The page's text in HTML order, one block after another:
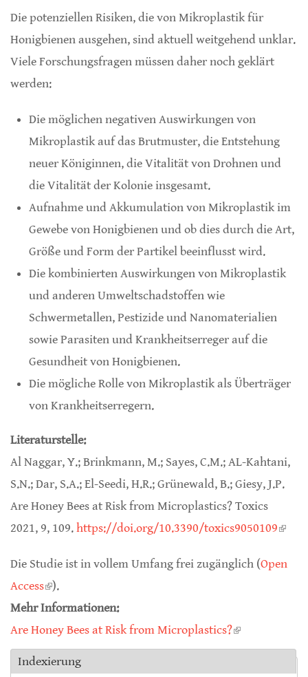
Die potenziellen Risiken, die von Mikroplastik für
Honigbienen ausgehen, sind aktuell weitgehend unklar.
Viele Forschungsfragen müssen daher noch geklärt
werden:
Die möglichen negativen Auswirkungen von
Mikroplastik auf das Brutmuster, die Entstehung
neuer Königinnen, die Vitalität von Drohnen und
die Vitalität der Kolonie insgesamt.
Aufnahme und Akkumulation von Mikroplastik im
Gewebe von Honigbienen und ob dies durch die Art,
Größe und Form der Partikel beeinflusst wird.
Die kombinierten Auswirkungen von Mikroplastik
und anderen Umweltschadstoffen wie
Schwermetallen, Pestizide und Nanomaterialien
sowie Parasiten und Krankheitserreger auf die
Gesundheit von Honigbienen.
Die mögliche Rolle von Mikroplastik als Überträger
von Krankheitserregern.
Literaturstelle:
Al Naggar, Y.; Brinkmann, M.; Sayes, C.M.; AL-Kahtani,
S.N.; Dar, S.A.; El-Seedi, H.R.; Grünewald, B.; Giesy, J.P.
Are Honey Bees at Risk from Microplastics? Toxics
2021, 9, 109.https://doi.org/10.3390/toxics9050109(link
Die Studie ist in vollem Umfang frei zugänglich (Open
Access(link is external)
).
Mehr Informationen:
Are Honey Bees at Risk from Microplastics?(link is
external)
Indexierung